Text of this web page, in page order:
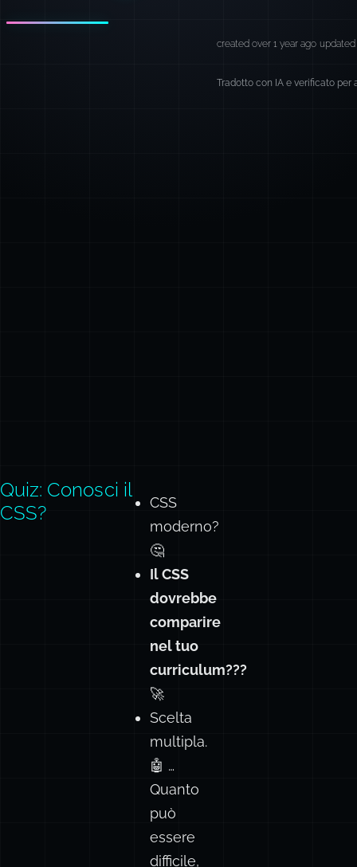
created over 1 year ago updated
Tradotto con IA e verificato per
Quiz: Conosci il
CSS
moderno?
🤔
Il CSS
dovrebbe
comparire
neltuo
curriculum???
🚀
Scelta
multipla.
🤖 …
Quanto
può
essere